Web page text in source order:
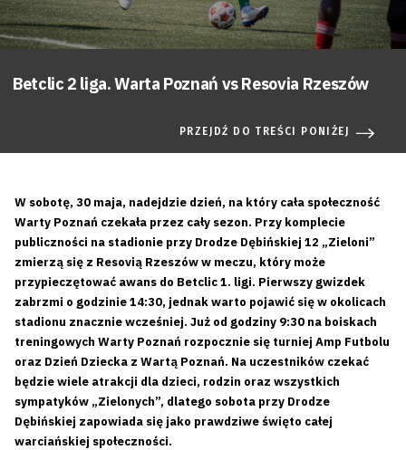
Betclic 2 liga. Warta Poznań vs Resovia Rzeszów
PRZEJDŹ DO TREŚCI PONIŻEJ
W sobotę, 30 maja, nadejdzie dzień, na który cała społeczność
Warty Poznań czekała przez cały sezon. Przy komplecie
publiczności na stadionie przy Drodze Dębińskiej 12 „Zieloni”
zmierzą się z Resovią Rzeszów w meczu, który może
przypieczętować awans do Betclic 1. ligi. Pierwszy gwizdek
zabrzmi o godzinie 14:30, jednak warto pojawić się w okolicach
stadionu znacznie wcześniej. Już od godziny 9:30 na boiskach
treningowych Warty Poznań rozpocznie się turniej Amp Futbolu
oraz Dzień Dziecka z Wartą Poznań. Na uczestników czekać
będzie wiele atrakcji dla dzieci, rodzin oraz wszystkich
sympatyków „Zielonych”, dlatego sobota przy Drodze
Dębińskiej zapowiada się jako prawdziwe święto całej
warciańskiej społeczności.